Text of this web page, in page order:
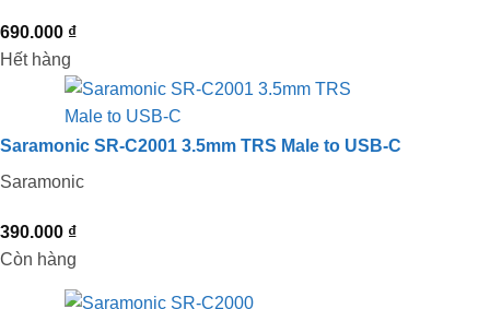
690.000 ₫
Hết hàng
Saramonic SR-C2001 3.5mm TRS Male to USB-C
Saramonic
390.000 ₫
Còn hàng